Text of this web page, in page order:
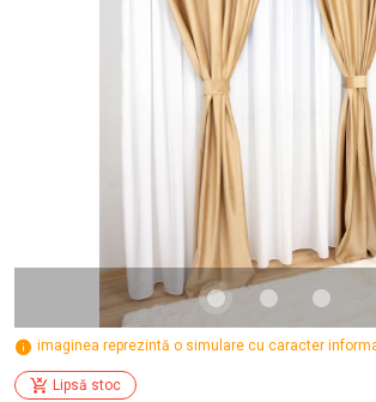
imaginea reprezintă o simulare cu caracter
Lipsă stoc